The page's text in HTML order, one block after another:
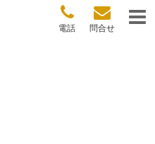
問合せ
電話